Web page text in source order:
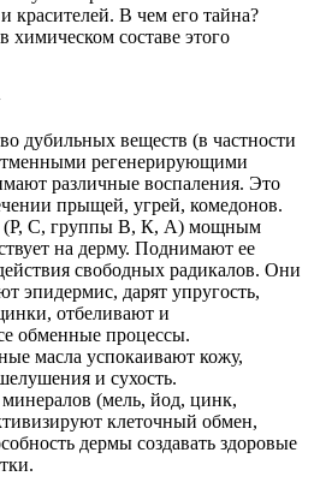
красителей. В чем его тайна?
составе этого
дубильных веществ (в частности
регенерирующими
различные воспаления. Это
прыщей, угрей, комедонов.
(Р, С, группы В, К, А) мощным
на дерму. Поднимают ее
свободных радикалов. Они
эпидермис, дарят упругость,
отбеливают и
обменные процессы.
масла успокаивают кожу,
и сухость.
(мель, йод, цинк,
клеточный обмен,
дермы создавать здоровые